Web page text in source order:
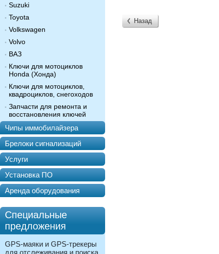
Suzuki
Toyota
Volkswagen
Volvo
ВАЗ
Ключи для мотоциклов
Honda (Хонда)
Ключи для мотоциклов,
квадроциклов, снегоходов
Запчасти для ремонта и
восстановления ключей
Чипы иммобилайзера
Брелоки сигнализаций
Услуги
Установка ПО
Аренда оборудования
Специальные
предложения
GPS-маяки и GPS-трекеры
для отслеживания и поиска
Назад